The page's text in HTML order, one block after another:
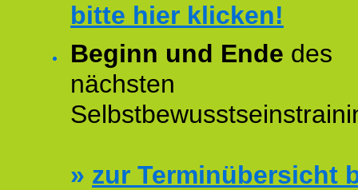
bitte hier klicken!
Beginn und Ende des
nächsten
» zur Terminübersicht